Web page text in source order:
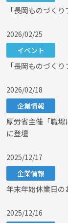
「長岡ものづく
2026/02/25
イベント
「長岡ものづく
2026/02/18
企業情報
厚労省主催「職場
に登壇
2025/12/17
企業情報
年末年始休業日の
2025/12/16